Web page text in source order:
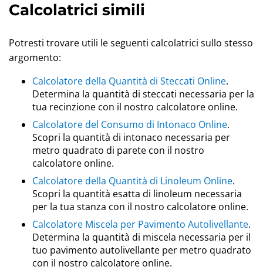
Calcolatrici simili
Potresti trovare utili le seguenti calcolatrici sullo stesso
argomento:
Calcolatore della Quantità di Steccati Online.
Determina la quantità di steccati necessaria per la
tua recinzione con il nostro calcolatore online.
Calcolatore del Consumo di Intonaco Online.
Scopri la quantità di intonaco necessaria per
metro quadrato di parete con il nostro
calcolatore online.
Calcolatore della Quantità di Linoleum Online.
Scopri la quantità esatta di linoleum necessaria
per la tua stanza con il nostro calcolatore online.
Calcolatore Miscela per Pavimento Autolivellante.
Determina la quantità di miscela necessaria per il
tuo pavimento autolivellante per metro quadrato
con il nostro calcolatore online.